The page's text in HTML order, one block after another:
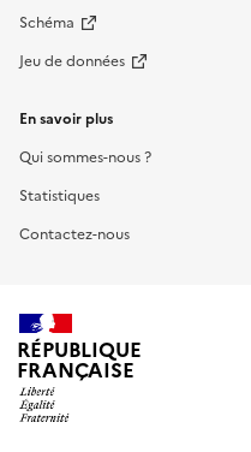
Schéma
Jeu de données
En savoir plus
Qui sommes-nous ?
Statistiques
Contactez-nous
RÉPUBLIQUE
FRANÇAISE